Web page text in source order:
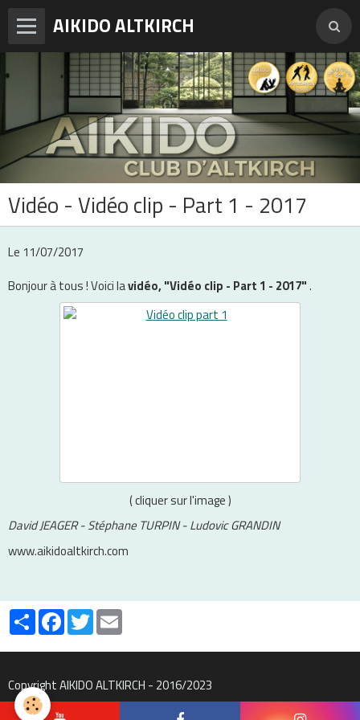
AIKIDO ALTKIRCH
Accueil
Enseignements
Photos
Vidéos
Adresses et horaires
Contact
Vidéo - Vidéo clip - Part 1 - 2017
Le 11/07/2017
Bonjour à tous ! Voici lavidéo, "Vidéo clip - Part 1 - 2017".
( cliquer sur l'image )
David JEAGER - Stéphane TURPIN - Ludovic GRANDIN
www.aikidoaltkirch.com
PartagerFacebook
Twitter
Copyright AIKIDO ALTKIRCH - 2016/2023